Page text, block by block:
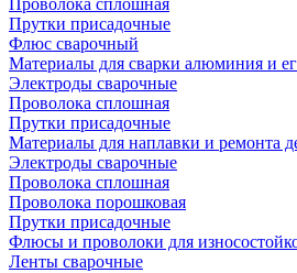
Проволока сплошная
Прутки присадочные
Флюс сварочный
Материалы для сварки алюминия и
Электроды сварочные
Проволока сплошная
Прутки присадочные
Материалы для наплавки и ремонта
Электроды сварочные
Проволока сплошная
Проволока порошковая
Прутки присадочные
Флюсы и проволоки для
Ленты сварочные